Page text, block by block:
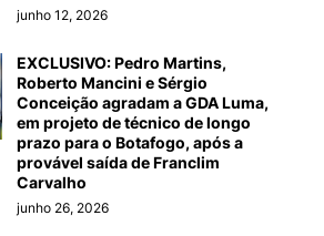
junho 12, 2026
EXCLUSIVO: Pedro Martins,
Roberto Mancini e Sérgio
Conceição agradam a GDA Luma,
em projeto de técnico de longo
prazo para o Botafogo, após a
provável saída de Franclim
Carvalho
junho 26, 2026